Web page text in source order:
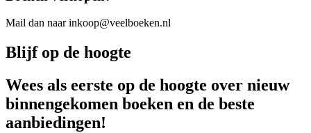
Mail dan naar inkoop@veelboeken.nl
Blijf op de hoogte
Wees als eerste op de hoogte over nieuw
binnengekomen boeken en de beste
aanbiedingen!